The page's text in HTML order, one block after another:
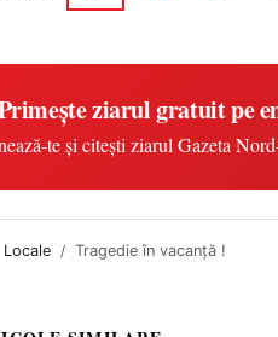
ziarul gratuit pe
te și citești ziarul Gazeta
Locale Tragedie în vacanță !